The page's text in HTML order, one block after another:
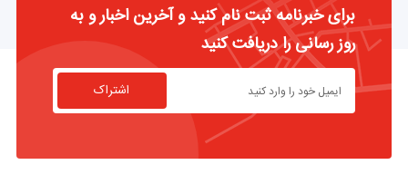
برای خبرنامه ثبت نام کنید و آخرین اخبار و به
روز رسانی را دریافت کنید
اشتراک